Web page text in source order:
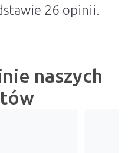
26 opinii.
naszych